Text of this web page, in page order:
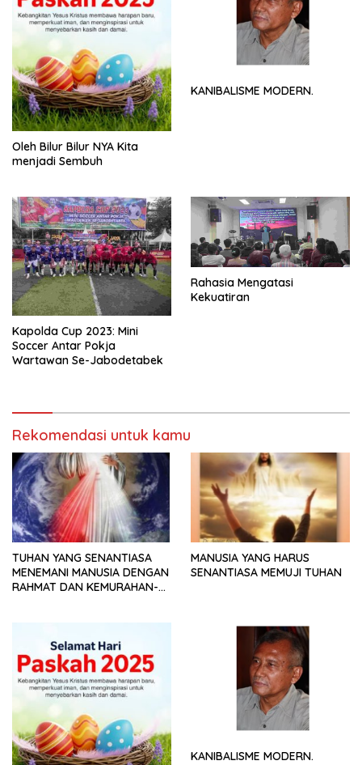
Oleh Bilur Bilur NYA Kita
menjadi Sembuh
KANIBALISME MODERN.
Kapolda Cup 2023: Mini
Soccer Antar Pokja
Wartawan Se-Jabodetabek
Rahasia Mengatasi
Kekuatiran
Rekomendasi untuk kamu
TUHAN YANG SENANTIASA
MENEMANI MANUSIA DENGAN
RAHMAT DAN KEMURAHAN-
MANUSIA YANG HARUS
SENANTIASA MEMUJI TUHAN
KANIBALISME MODERN.